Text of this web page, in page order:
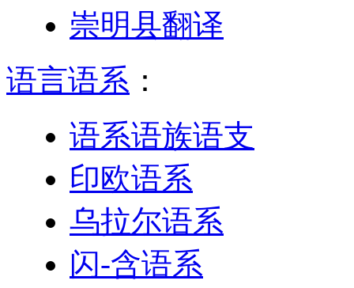
崇明县翻译
语言语系 ：
语系语族语支
印欧语系
乌拉尔语系
闪-含语系